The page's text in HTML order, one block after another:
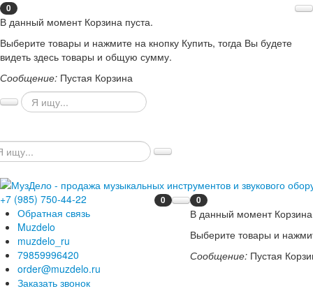
0
В данный момент Корзина пуста.
Выберите товары и нажмите на кнопку Купить, тогда Вы будете
видеть здесь товары и общую сумму.
Сообщение: Пустая Корзина
+7 (985) 750-44-22
Обратная связь
Muzdelo
muzdelo_ru
79859996420
order@muzdelo.ru
Заказать звонок
0
В данный момент Корзина
Выберите товары и
Сообщение: Пустая
0